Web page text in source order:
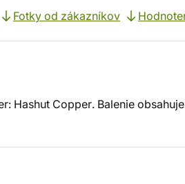
Fotky od zákazníkov
Hashut Copper. Balenie